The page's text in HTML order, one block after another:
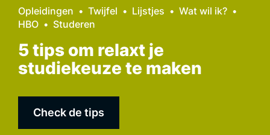
Opleidingen Twijfel Lijstjes
Wat wil ik?
HBO
Studeren
5 tips om relaxt je
studiekeuze te maken
Check de tips